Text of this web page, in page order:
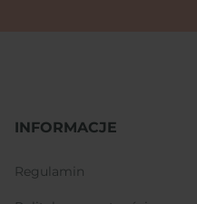
INFORMACJE
regulamin